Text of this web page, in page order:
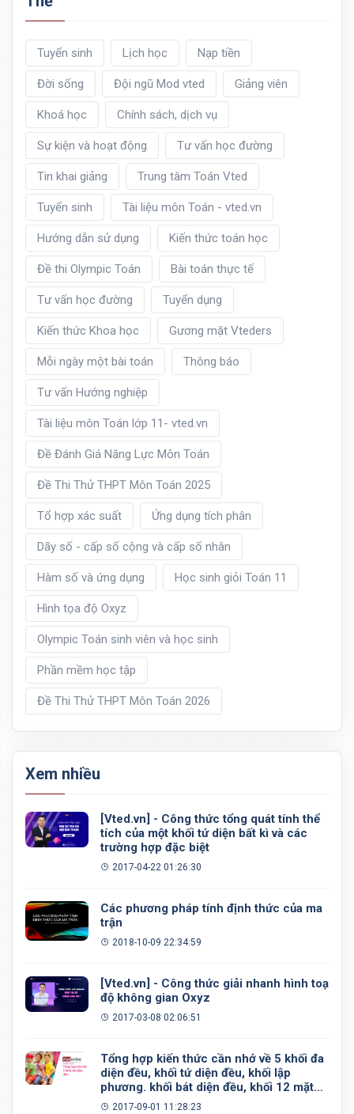
Tuyển sinh Lịch học Nạp tiền
Đời sống Đội ngũ Mod vted Giảng viên
Khoá học Chính sách, dịch vụ
Sự kiện và hoạt động Tư vấn học đường
Tin khai giảng Trung tâm Toán Vted
Tuyển sinh Tài liệu môn Toán - vted.vn
Hướng dẫn sử dụng Kiến thức toán học
Đề thi Olympic Toán Bài toán thực tế
Tư vấn học đường Tuyển dụng
Kiến thức Khoa học Gương mặt Vteders
Mỗi ngày một bài toán Thông báo
Tư vấn Hướng nghiệp
Tài liệu môn Toán lớp 11- vted.vn
Đề Đánh Giá Năng Lực Môn Toán
Đề Thi Thử THPT Môn Toán 2025
Tổ hợp xác suất Ứng dụng tích phân
Dãy số - cấp số cộng và cấp số nhân
Hàm số và ứng dụng Học sinh giỏi Toán 11
Hình tọa độ Oxyz
Olympic Toán sinh viên và học sinh
Phần mềm học tập
Đề Thi Thử THPT Môn Toán 2026
Xem nhiều
[Vted.vn] - Công thức tổng quát tính thể
tích của một khối tứ diện bất kì và các
trường hợp đặc biệt
2017-04-22 01:26:30
Các phương pháp tính định thức của ma
trận
2018-10-09 22:34:59
[Vted.vn] - Công thức giải nhanh hình toạ
độ không gian Oxyz
2017-03-08 02:06:51
Tổng hợp kiến thức cần nhớ về 5 khối đa
diện đều, khối tứ diện đều, khối lập
phương. khối bát diện đều, khối 12 mặt
đều, khối 20 mặt đều
2017-09-01 11:28:23